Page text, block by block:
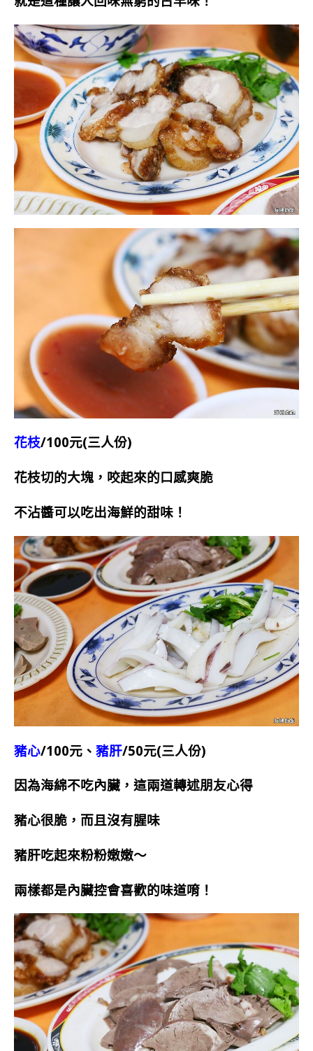
花枝/100元(三人份)
花枝切的大塊，咬起來的口感爽脆
不沾醬可以吃出海鮮的甜味！
豬心/100元、 豬肝/50元(三人份)
因為海綿不吃內臟，這兩道轉述朋友心得
豬心很脆，而且沒有腥味
豬肝吃起來粉粉嫩嫩～
兩樣都是內臟控會喜歡的味道唷！